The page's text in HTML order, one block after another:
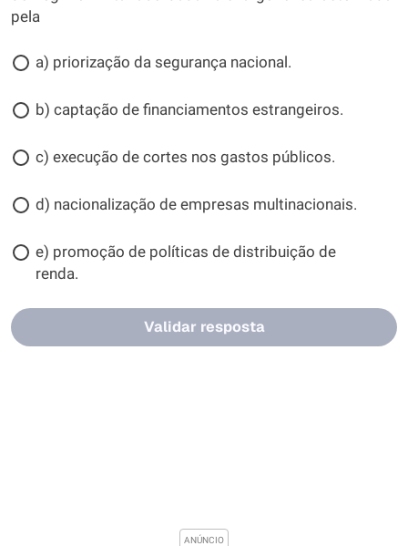
pela
a) priorização da segurança nacional.
b) captação de financiamentos estrangeiros.
c) execução de cortes nos gastos públicos.
d) nacionalização de empresas multinacionais.
e) promoção de políticas de distribuição de
renda.
Validar resposta